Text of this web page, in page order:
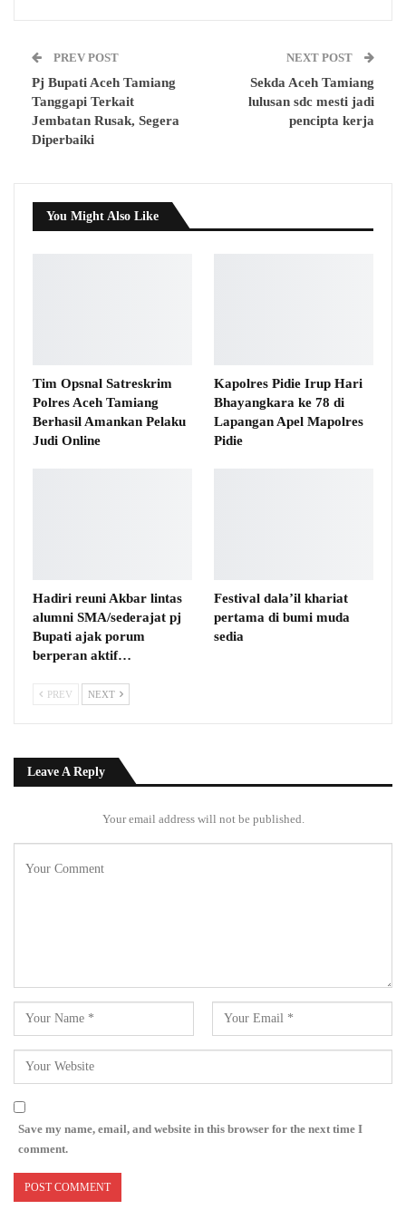
PREV POST
Pj Bupati Aceh Tamiang
Tanggapi Terkait
Jembatan Rusak, Segera
Diperbaiki
NEXT POST
Sekda Aceh Tamiang
lulusan sdc mesti jadi
pencipta kerja
You Might Also Like
Tim Opsnal Satreskrim
Polres Aceh Tamiang
Berhasil Amankan Pelaku
Judi Online
Kapolres Pidie Irup Hari
Bhayangkara ke 78 di
Lapangan Apel Mapolres
Pidie
Hadiri reuni Akbar lintas
alumni SMA/sederajat pj
Bupati ajak porum
berperan aktif…
Festival dala’il khariat
pertama di bumi muda
sedia
PREV NEXT
Leave A Reply
Your email address will not be published.
Save my name, email, and website in this browser for the next time I
comment.